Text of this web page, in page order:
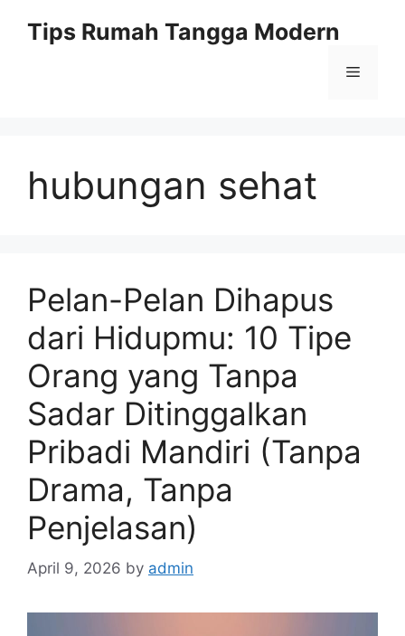
Tips Rumah Tangga Modern
Menu
hubungan sehat
Pelan-Pelan Dihapus
dari Hidupmu: 10 Tipe
Orang yang Tanpa
Sadar Ditinggalkan
Pribadi Mandiri (Tanpa
Drama, Tanpa
Penjelasan)
April 9, 2026 by admin